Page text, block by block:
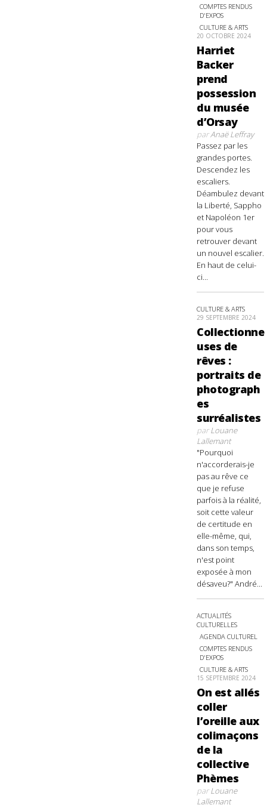
COMPTES RENDUS
D'EXPOS
CULTURE & ARTS
20 OCTOBRE 2024
Harriet
Backer
prend
possession
du musée
d’Orsay
parAnaë Leffray
Passez par les
grandes portes.
Descendez les
escaliers.
Déambulez devant
la Liberté, Sappho
et Napoléon 1er
pour vous
retrouver devant
un nouvel escalier.
En haut de celui-
ci...
CULTURE & ARTS
29 SEPTEMBRE 2024
Collectionne
uses de
rêves :
portraits de
photograph
es
surréalistes
parLouane
Lallemant
"Pourquoi
n'accorderais-je
pas au rêve ce
que je refuse
parfois à la réalité,
soit cette valeur
de certitude en
elle-même, qui,
dans son temps,
n'est point
exposée à mon
désaveu?" André...
ACTUALITÉS
CULTURELLES
AGENDA CULTUREL
COMPTES RENDUS
D'EXPOS
CULTURE & ARTS
15 SEPTEMBRE 2024
On est allés
coller
l’oreille aux
colimaçons
de la
collective
Phèmes
parLouane
Lallemant